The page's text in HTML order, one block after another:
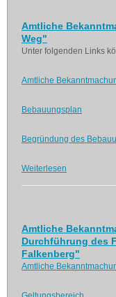
Amtliche
Weg"
Unter folgenden Links
Amtliche
Bebauungsplan
Begründung des
Weiterlesen
Amtliche
Durchführung des
Falkenberg"
Amtliche